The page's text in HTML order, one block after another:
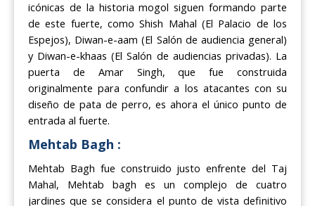
icónicas de la historia mogol siguen formando parte
de este fuerte, como Shish Mahal (El Palacio de los
Espejos), Diwan-e-aam (El Salón de audiencia general)
y Diwan-e-khaas (El Salón de audiencias privadas). La
puerta de Amar Singh, que fue construida
originalmente para confundir a los atacantes con su
diseño de pata de perro, es ahora el único punto de
entrada al fuerte.
Mehtab Bagh :
Mehtab Bagh fue construido justo enfrente del Taj
Mahal, Mehtab bagh es un complejo de cuatro
jardines que se considera el punto de vista definitivo